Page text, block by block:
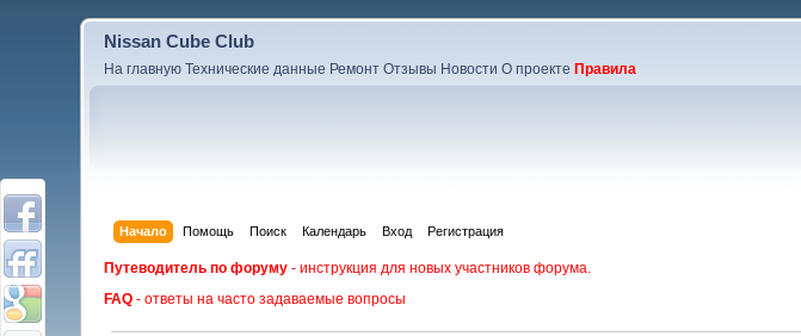
Nissan Cube Club
На главную Технические данные Ремонт Отзывы Новости О проекте Правила
Начало Помощь Поиск Календарь Вход Регистрация
Путеводитель по форуму - инструкция для новых участников форума.
FAQ - ответы на часто задаваемые вопросы